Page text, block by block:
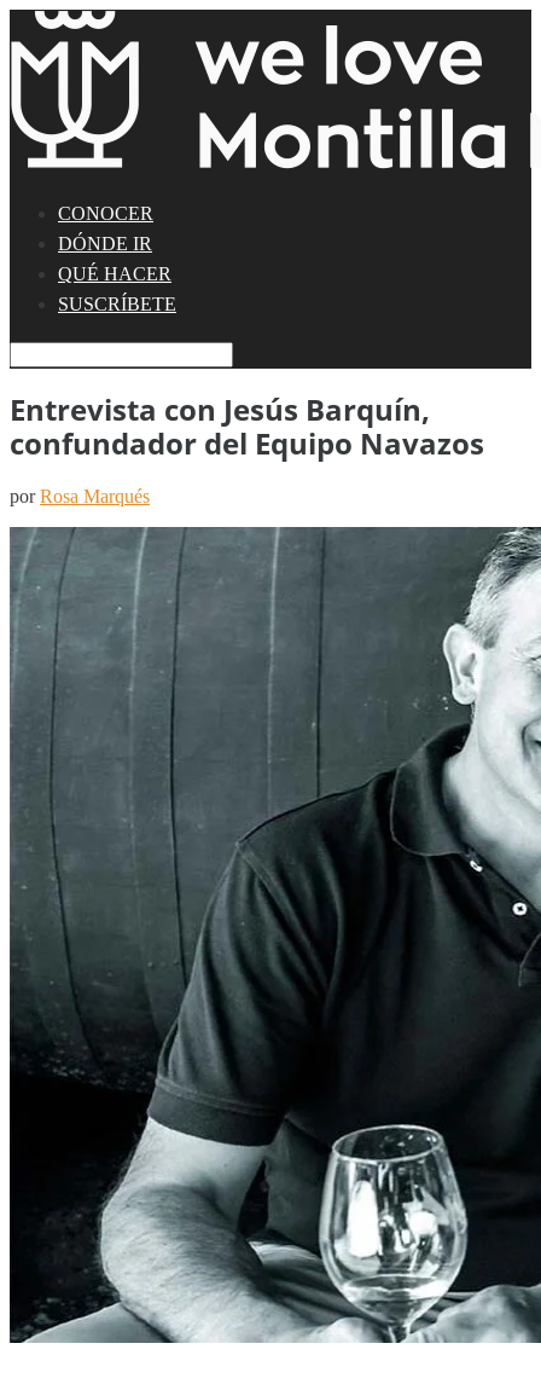
CONOCER
DÓNDE IR
QUÉ HACER
SUSCRÍBETE
Entrevista con Jesús Barquín,
confundador del Equipo Navazos
porRosa Marqués